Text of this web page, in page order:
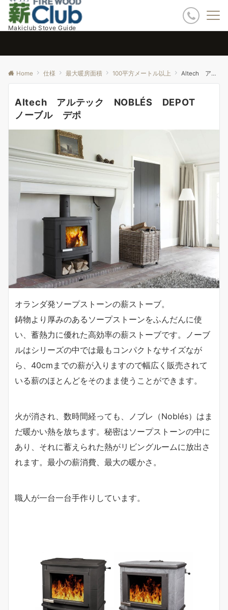
Makiclub Stove Guide
Home 仕様 最大暖房面積 100平方メートル以上 Altech アルテック NOBLÉS DEPOT ノーブル デポ
Altech アルテック NOBLÉS DEPOT
ノーブル デポ
オランダ発ソープストーンの薪ストーブ。
鋳物より厚みのあるソープストーンをふんだんに使
い、蓄熱力に優れた高効率の薪ストーブです。ノーブ
ルはシリーズの中では最もコンパクトなサイズなが
ら、40cmまでの薪が入りますので幅広く販売されて
いる薪のほとんどをそのまま使うことができます。
火が消され、数時間経っても、ノブレ（Noblés）はま
だ暖かい熱を放ちます。秘密はソープストーンの中に
あり、それに蓄えられた熱がリビングルームに放出さ
れます。最小の薪消費、最大の暖かさ。
職人が一台一台手作りしています。